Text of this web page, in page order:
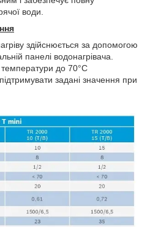
води.
здійснюється за допомогою
панелі водонагрівача.
до 70°С
задані значення при